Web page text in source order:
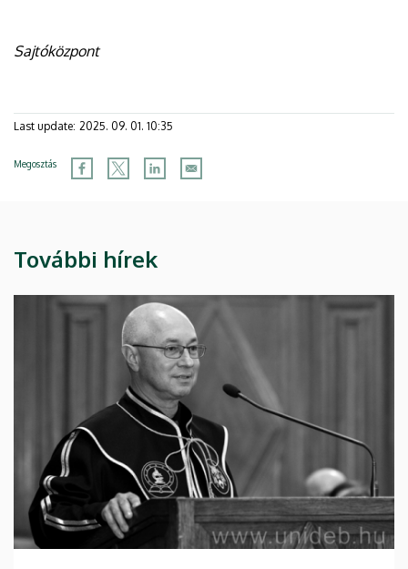
Sajtóközpont
Last update: 2025. 09. 01. 10:35
Megosztás
További hírek